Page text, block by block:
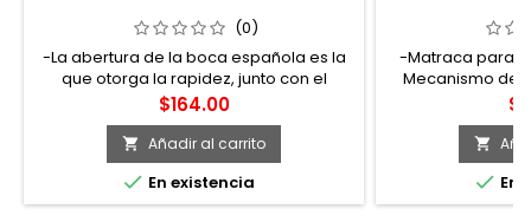
URREA
(0)
-La abertura de la boca española es la
que otorga la rapidez, junto con el
ángulo de la boca que permite tener
dos posiciones de accionamiento,
reduciendo el ángulo de recuperación a
15° -Bocas maquinadas a precisión para
un perfecto acoplamiento con la tuerca
o tornillo -La boca cerrada con 12 puntos
Precio
$164.00
 Añadir al carrito
 En existencia
-Matraca para
Mecanismo de
recuperación
Cromo-
espejo. -Llave
pulido espejo. -
B107.100. -
tornillos largos

 En